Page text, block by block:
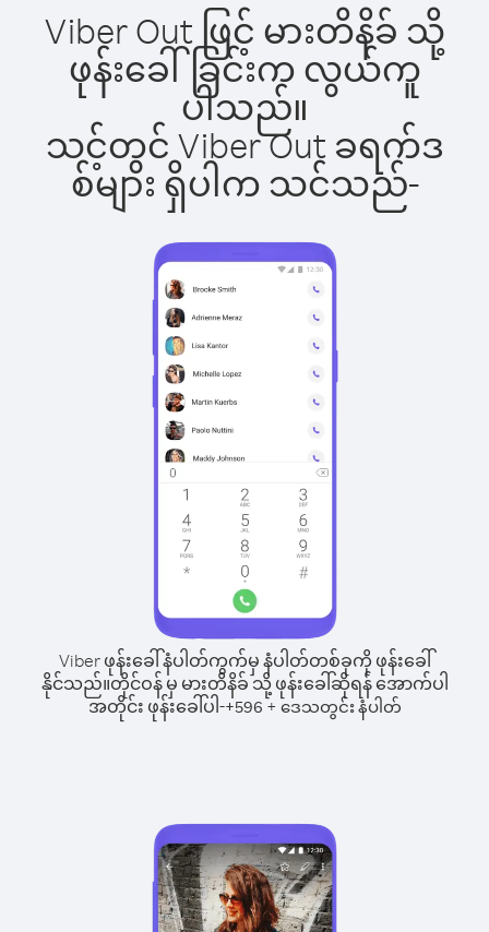
Viber Out ဖြင့် မားတိနိခ် သို့
ဖုန်းခေါ်ခြင်းက လွယ်ကူ
ပါသည်။
သင့်တွင် Viber Out ခရက်ဒ
စ်များ ရှိပါက သင်သည်-
Viber ဖုန်းခေါ်နံပါတ်ကွက်မှ နံပါတ်တစ်ခုကို ဖုန်းခေါ်
နိုင်သည်။တိုင်ဝန် မှ မားတိနိခ် သို့ ဖုန်းခေါ်ဆိုရန် အောက်ပါ
အတိုင်း ဖုန်းခေါ်ပါ-+596 + ဒေသတွင်း နံပါတ်